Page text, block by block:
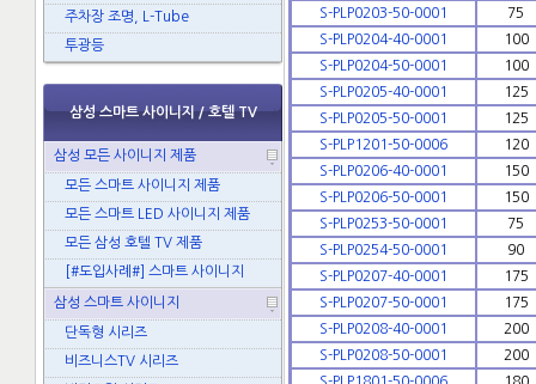
주차장 조명, L-Tube
투광등
삼성 스마트 사이니지 / 호텔 TV
삼성 모든 사이니지 제품
모든 스마트 사이니지 제품
모든 스마트 LED 사이니지 제품
모든 삼성 호텔 TV 제품
[#도입사례#] 스마트 사이니지
삼성 스마트 사이니지
단독형 시리즈
비즈니스TV 시리즈
S-PLP0203-50-0001
75
S-PLP0204-40-0001
100
S-PLP0204-50-0001
100
S-PLP0205-40-0001
125
S-PLP0205-50-0001
125
S-PLP1201-50-0006
120
S-PLP0206-40-0001
150
S-PLP0206-50-0001
150
S-PLP0253-50-0001
75
S-PLP0254-50-0001
90
S-PLP0207-40-0001
175
S-PLP0207-50-0001
175
S-PLP0208-40-0001
200
S-PLP0208-50-0001
200